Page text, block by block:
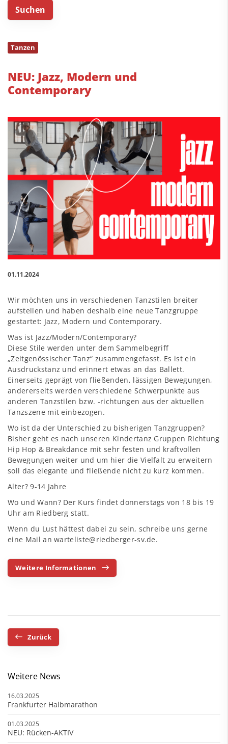
Tanzen
NEU: Jazz, Modern und
Contemporary
01.11.2024
Wir möchten uns in verschiedenen Tanzstilen breiter
aufstellen und haben deshalb eine neue Tanzgruppe
gestartet: Jazz, Modern und Contemporary.
Was ist Jazz/Modern/Contemporary?
Diese Stile werden unter dem Sammelbegriff
„Zeitgenössischer Tanz“ zusammengefasst. Es ist ein
Ausdruckstanz und erinnert etwas an das Ballett.
Einerseits geprägt von fließenden, lässigen Bewegungen,
andererseits werden verschiedene Schwerpunkte aus
anderen Tanzstilen bzw. ‑richtungen aus der aktuellen
Tanzszene mit einbezogen.
Wo ist da der Unterschied zu bisherigen Tanzgruppen?
Bisher geht es nach unseren Kindertanz Gruppen Richtung
Hip Hop & Breakdance mit sehr festen und kraftvollen
Bewegungen weiter und um hier die Vielfalt zu erweitern
soll das elegante und fließende nicht zu kurz kommen.
Alter? 9-14 Jahre
Wo und Wann? Der Kurs findet donnerstags von 18 bis 19
Uhr am Riedberg statt.
Wenn du Lust hättest dabei zu sein, schreibe uns gerne
eine Mail anwarteliste@riedberger-sv.de.
Weitere Informationen
Zurück
Weitere News
16.03.2025
Frankfurter Halbmarathon
01.03.2025
NEU: Rücken-AKTIV